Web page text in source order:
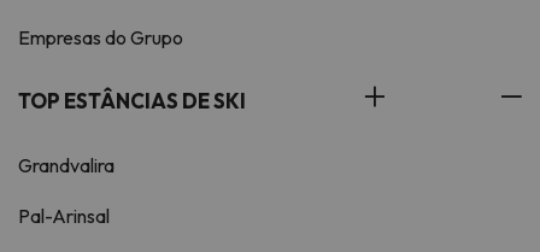
Empresas do Grupo
TOP ESTÂNCIAS DE SKI
Grandvalira
Pal-Arinsal